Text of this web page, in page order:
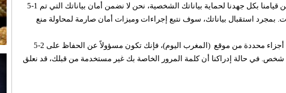
5-1 للأسف، إن نقل المعلومات عبر الإنترنت ليس آمنا تماماً. على الرغم من قيامنا بكل جهدنا لحماية بياناتك الشخصية، نحن لا نضمن أمان بياناتك التي تم
بمجرد استقبال بياناتك، سوف نتبع إجراءات وميزات أمان صارمة لمحاولة منع
5-2 عندما نقوم بمنحك (أو عندما تختار) كلمة مرور تمكنك من الوصول إلى أجزاء محددة من موقع (المغرب اليوم)، فإنك تكون مسؤولاً عن الحفاظ على
في حالة إدراكنا أن كلمة المرور الخاصة بك غير مستخدمة من قبلك، قد نعلق